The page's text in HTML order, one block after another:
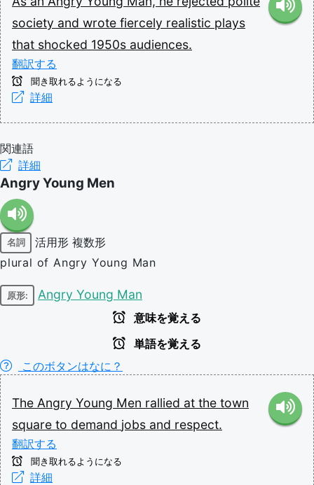
society and wrote fiercely realistic plays
that shocked 1950s audiences.
翻訳する
聞き取れるようになる
詳細
関連語
詳細
Angry Young Men
名詞 活用形 複数形
plural of Angry Young Man
原形: Angry Young Man
意味を覚える
単語を覚える
このボタンはなに？
The Angry Young Men rallied at the town
square to demand jobs and respect.
翻訳する
聞き取れるようになる
詳細